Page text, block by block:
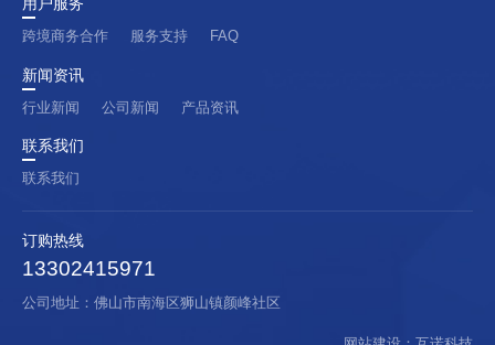
用户服务
跨境商务合作
服务支持 FAQ
新闻资讯
行业新闻
公司新闻 产品资讯
联系我们
联系我们
订购热线
13302415971
公司地址：佛山市南海区狮山镇颜峰社区